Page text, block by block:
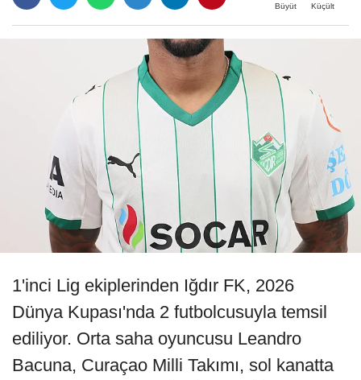
Büyüt Küçült
1'inci Lig ekiplerinden Iğdır FK, 2026
Dünya Kupası'nda 2 futbolcusuyla temsil
ediliyor. Orta saha oyuncusu Leandro
Bacuna, Curaçao Milli Takımı, sol kanatta